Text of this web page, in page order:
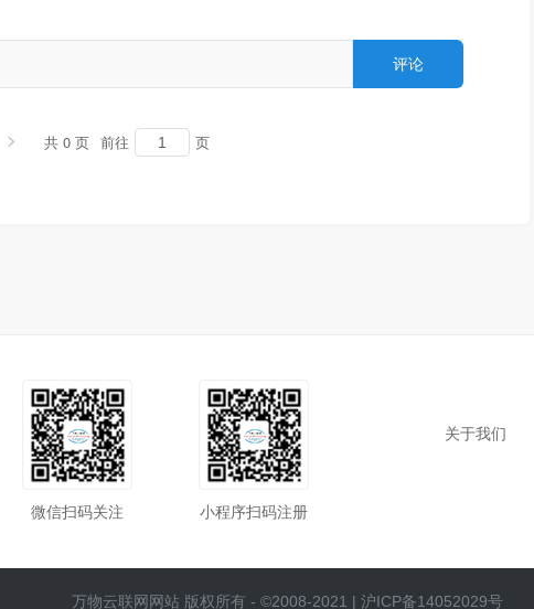
共 0 页 前往 页
微信扫码关注 小程序扫码注册
关于我们
万物云联网网站 版权所有 - ©2008-2021 | 沪ICP备14052029号